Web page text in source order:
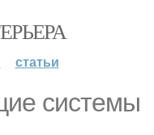
статьи
системы